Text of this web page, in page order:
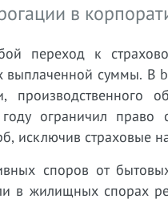
в
переход к
выплаченной суммы. В
производственного
ограничил право
исключив страховые
споров от
в жилищных спорах